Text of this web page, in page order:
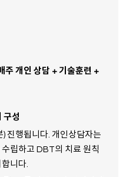
주 개인 상담 + 기술훈련 +
구성
) 진행됩니다. 개인상담자는
립하고 DBT의 치료 원칙
니다.